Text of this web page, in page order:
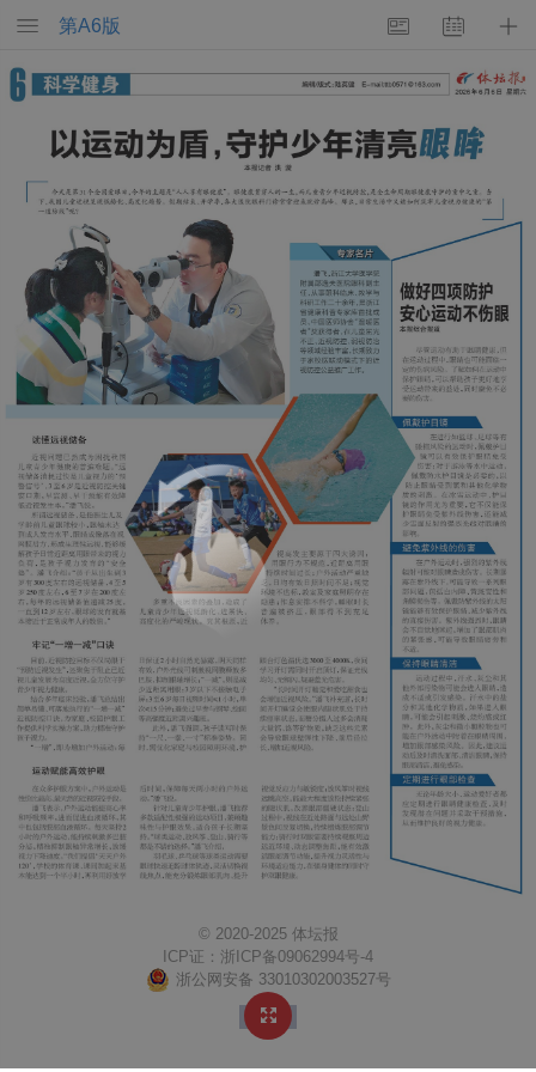
第A6版
© 2020-2025 体坛报
ICP证： 浙ICP备09062994号-4
浙公网安备 33010302003527号
↑ TOP